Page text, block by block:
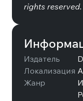
rights reserved.
Издатель
Локализация
Жанр